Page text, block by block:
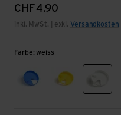
CHF4.90
inkl. MwSt. | exkl. Versandkosten
Farbe: weiss
blau gelb